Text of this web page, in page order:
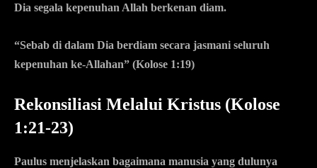
Dia segala kepenuhan Allah berkenan diam.
“Sebab di dalam Dia berdiam secara jasmani seluruh
kepenuhan ke-Allahan” (Kolose 1:19)
Rekonsiliasi Melalui Kristus (Kolose
1:21-23)
Paulus menjelaskan bagaimana manusia yang dulunya